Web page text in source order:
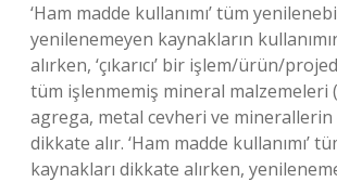
‘Ham madde kullanımı’ tüm
yenilenemeyen kaynakların
alırken, ‘çıkarıcı’ bir işlem/ürün/
tüm işlenmemiş mineral malzemeleri
agrega, metal cevheri ve minerallerin
dikkate alır. ‘Ham madde kullanımı’
kaynakları dikkate alırken,